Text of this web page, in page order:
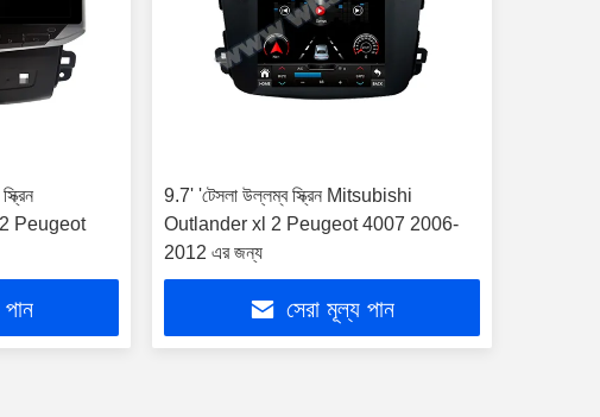
Peugeot
9.7' 'টেসলা উল্লম্ব স্ক্রিন Mitsubishi
Outlander xl 2 Peugeot 4007 2006-
2012 এর জন্য
সেরা মূল্য পান